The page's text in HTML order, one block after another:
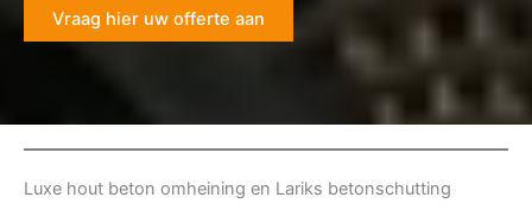
Vraag hier uw offerte aan
Luxe hout beton omheining en Lariks betonschutting